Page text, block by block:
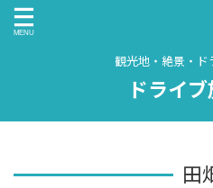
観光地・絶景・
ドライ
田